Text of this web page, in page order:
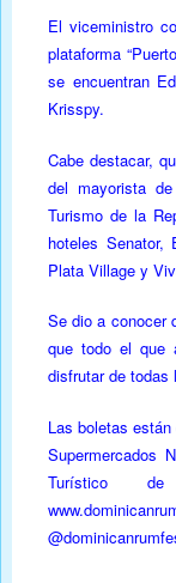
El viceministro
plataforma
se encuentran
Krisspy.
Cabe destacar,
del mayorista
Turismo de la
hoteles Senator,
Plata Village y
Se dio a conocer
que todo el que
disfrutar de todas
Las boletas
Supermercados
Turístico